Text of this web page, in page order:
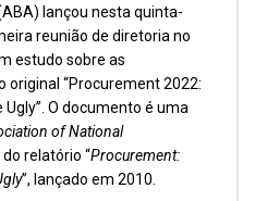
lançou nesta quinta-
reunião de diretoria no
estudo sobre as
original “Procurement 2022:
O documento é uma
of National
relatório “Procurement:
”, lançado em 2010.